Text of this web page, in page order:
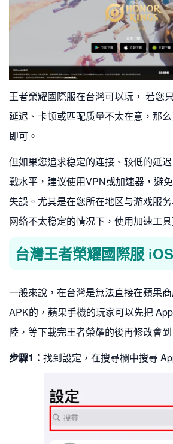
王者榮耀國際服在台灣可以玩， 若您
延迟、卡顿或匹配质量不太在意，那
即可。
但如果您追求稳定的连接、较低的延
戰水平，建议使用VPN或加速器，避
失誤。尤其是在您所在地区与游戏服
网络不太稳定的情况下，使用加速工
台灣王者榮耀國際服
一般來說，在台灣是無法直接在蘋果
APK的，蘋果手機的玩家可以先把
陸，等下載完王者榮耀的後再修改會到
步驟1： 找到設定，在搜尋欄中搜尋